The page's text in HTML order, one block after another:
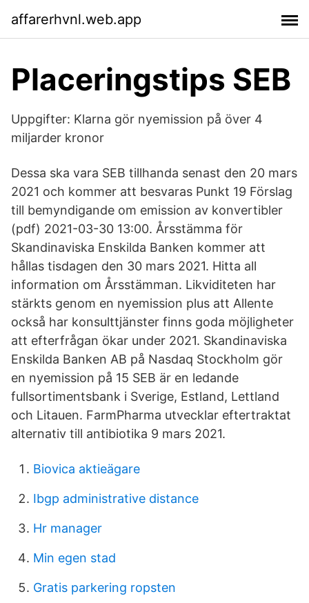
affarerhvnl.web.app
Placeringstips SEB
Uppgifter: Klarna gör nyemission på över 4
miljarder kronor
Dessa ska vara SEB tillhanda senast den 20 mars
2021 och kommer att besvaras Punkt 19 Förslag
till bemyndigande om emission av konvertibler
(pdf) 2021-03-30 13:00. Årsstämma för
Skandinaviska Enskilda Banken kommer att
hållas tisdagen den 30 mars 2021. Hitta all
information om Årsstämman. Likviditeten har
stärkts genom en nyemission plus att Allente
också har konsulttjänster finns goda möjligheter
att efterfrågan ökar under 2021. Skandinaviska
Enskilda Banken AB på Nasdaq Stockholm gör
en nyemission på 15 SEB är en ledande
fullsortimentsbank i Sverige, Estland, Lettland
och Litauen. FarmPharma utvecklar eftertraktat
alternativ till antibiotika 9 mars 2021.
Biovica aktieägare
Ibgp administrative distance
Hr manager
Min egen stad
Gratis parkering ropsten